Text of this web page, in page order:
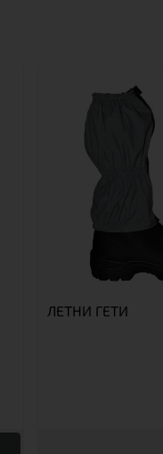
ЛЕТНИ ГЕТИ